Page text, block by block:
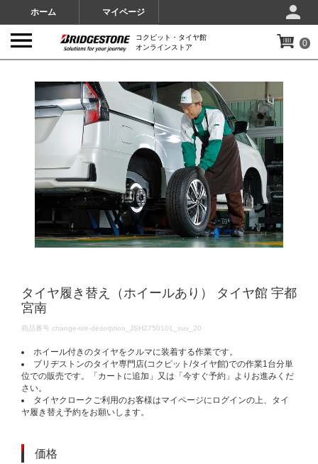
ホーム マイページ
コクピット・タイヤ館
オンラインストア
0
タイヤ履き替え（ホイールあり） タイヤ館 宇都
宮南
DETAILS
商品番号 change-tire-desorption_JSH2750101_suv_20
ホイール付きのタイヤをクルマに装着する作業です。
ブリヂストンのタイヤ専門店(コクピット/タイヤ館)での作業1台分単
位での販売です。「カートに追加」又は「今すぐ予約」よりお進みくだ
さい。
タイヤクロークご利用のお客様はマイページにログインの上、タイ
ヤ履き替え予約をお願いします。
価格